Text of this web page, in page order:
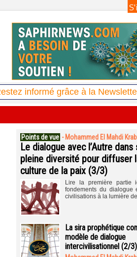
Points de vue - Mohammed El Mahdi
Le dialogue avec l’Autre dans
pleine diversité pour diffuser
culture de la paix (3/3)
Lire la première partie
fondements du dialogue
civilisations à la lumière
La sira prophétique
modèle de dialogue
intercivilisationnel (2/3)